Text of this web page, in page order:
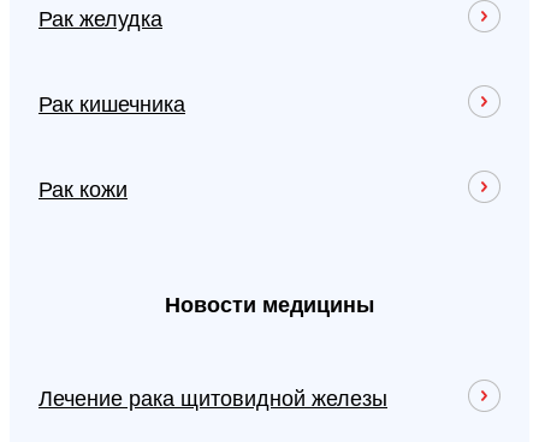
Рак желудка
Рак кишечника
Рак кожи
Новости медицины
Лечение рака щитовидной железы